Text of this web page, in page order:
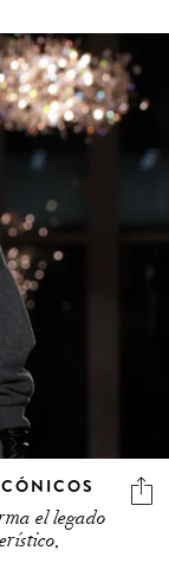
el legado